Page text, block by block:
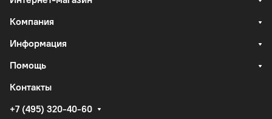
Компания
Информация
Помощь
Контакты
+7 (495) 320-40-60